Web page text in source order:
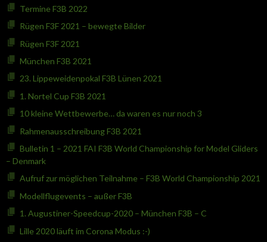
Termine F3B 2022
Rügen F3F 2021 – bewegte Bilder
Rügen F3F 2021
München F3B 2021
23. Lippeweidenpokal F3B Lünen 2021
1. Nortel Cup F3B 2021
10 kleine Wettbewerbe… da waren es nur noch 3
Rahmenausschreibung F3B 2021
Bulletin 1 – 2021 FAI F3B World Championship for Model Gliders
– Denmark
Aufruf zur möglichen Teilnahme – F3B World Championship 2021
Modellflugevents – außer F3B
1. Augustiner-Speedcup-2020 – München F3B – C
Lille 2020 läuft im Corona Modus :-)